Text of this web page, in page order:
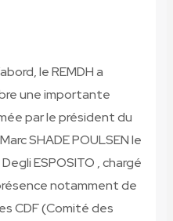
le REMDH a
une importante
par le président du
SHADE POULSEN le
ESPOSITO , chargé
notamment de
CDF (Comité des